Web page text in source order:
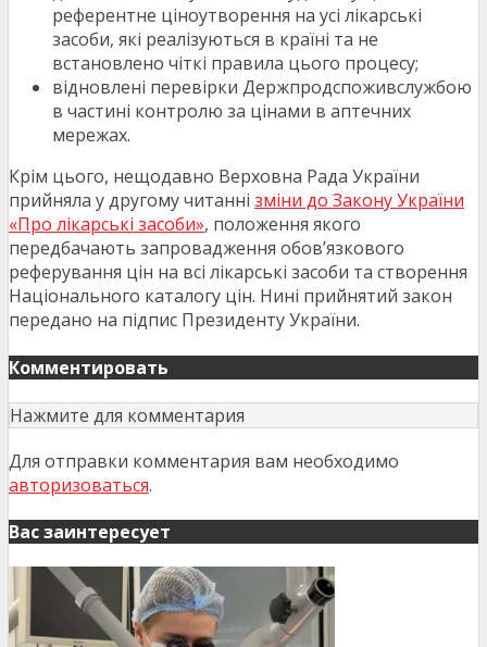
референтне ціноутворення на усі лікарські
засоби, які реалізуються в країні та не
встановлено чіткі правила цього процесу;
відновлені перевірки Держпродспоживслужбою
в частині контролю за цінами в аптечних
мережах.
Крім цього, нещодавно Верховна Рада України
прийняла у другому читанні зміни до Закону України
«Про лікарські засоби», положення якого
передбачають запровадження обов’язкового
реферування цін на всі лікарські засоби та створення
Національного каталогу цін. Нині прийнятий закон
передано на підпис Президенту України.
Комментировать
Нажмите для комментария
Для отправки комментария вам необходимо
авторизоваться.
Вас заинтересует